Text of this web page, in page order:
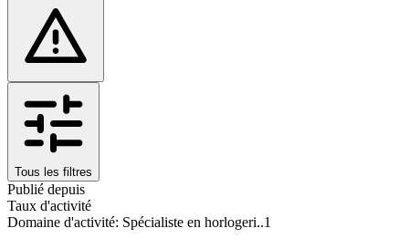
Tous les filtres
Publié depuis
Taux d'activité
Domaine d'activité: Spécialiste en horlogeri..1